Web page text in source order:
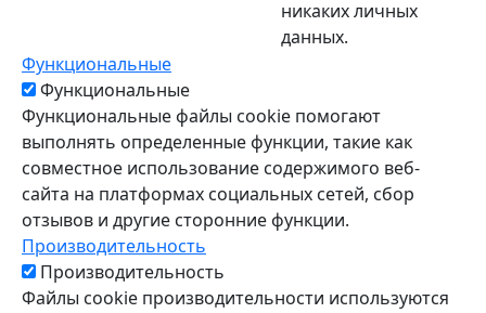
никаких личных
данных.
Функциональные
Функциональные
Функциональные файлы cookie помогают
выполнять определенные функции, такие как
совместное использование содержимого веб-
сайта на платформах социальных сетей, сбор
отзывов и другие сторонние функции.
Производительность
Производительность
Файлы cookie производительности используются